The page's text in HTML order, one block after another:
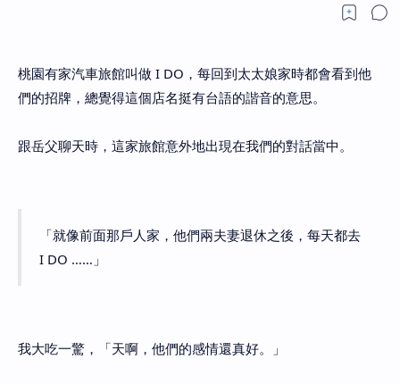
桃園有家汽車旅館叫做 I DO，每回到太太娘家時都會看到他
們的招牌，總覺得這個店名挺有台語的諧音的意思。
跟岳父聊天時，這家旅館意外地出現在我們的對話當中。
「就像前面那戶人家，他們兩夫妻退休之後，每天都去
I DO ……」
我大吃一驚，「天啊，他們的感情還真好。」